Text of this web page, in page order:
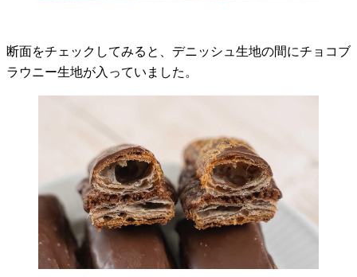
断面をチェックしてみると、デニッシュ生地の間にチョコブ
ラウニー生地が入っていました。